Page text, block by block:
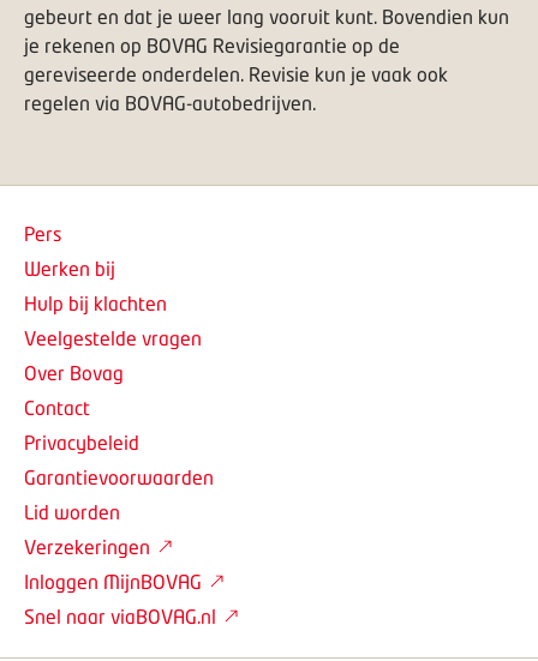
gebeurt en dat je weer lang vooruit kunt. Bovendien kun
je rekenen op BOVAG Revisiegarantie op de
gereviseerde onderdelen. Revisie kun je vaak ook
regelen via BOVAG-autobedrijven.
Pers
Werken bij
Hulp bij klachten
Veelgestelde vragen
Over Bovag
Contact
Privacybeleid
Garantievoorwaarden
Lid worden
Verzekeringen
Inloggen MijnBOVAG
Snel naar viaBOVAG.nl